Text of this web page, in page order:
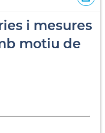
i mesures
motiu de